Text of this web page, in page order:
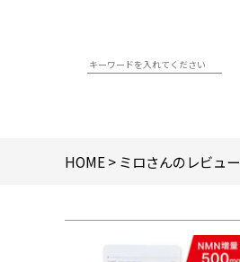
HOME ミロさんのレビュー